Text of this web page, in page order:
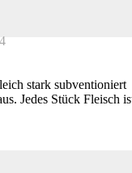
stark subventioniert
Jedes Stück Fleisch